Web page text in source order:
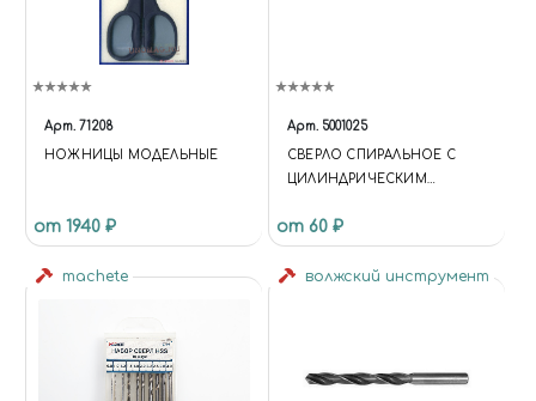
Арт. 71208
НОЖНИЦЫ МОДЕЛЬНЫЕ
от 1940 ₽
Арт. 5001025
СВЕРЛО СПИРАЛЬНОЕ С
ЦИЛИНДРИЧЕСКИМ
от 60 ₽
machete волжский инструмент